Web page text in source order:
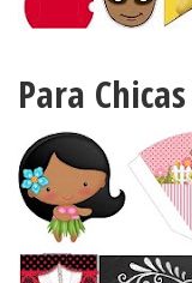
Para Chicas